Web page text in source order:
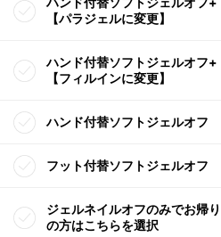
【パラジェルに変更】
ハンド付替ソフトジェルオフ+
【フィルインに変更】
ハンド付替ソフトジェルオフ
フット付替ソフトジェルオフ
ジェルネイルオフのみでお帰り
の方はこちらを選択